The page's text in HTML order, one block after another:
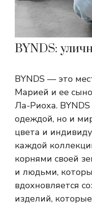
BYNDS:
BYNDS — это
Марией и ее
Ла-Риоха.
одеждой, но и
цвета и
каждой
корнями своей
и людьми,
вдохновляется
изделий,